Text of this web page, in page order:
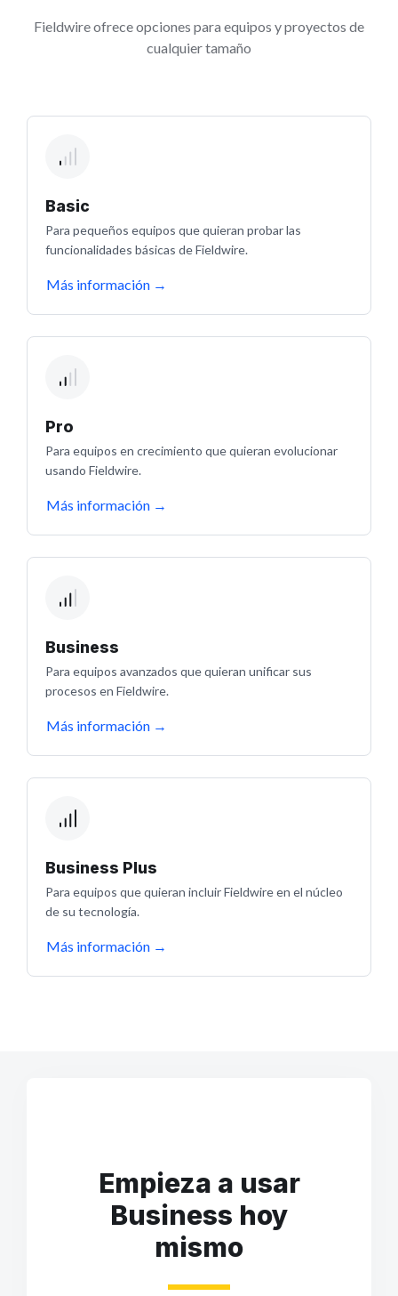
Fieldwire ofrece opciones para equipos y proyectos de
cualquier tamaño
Basic
Para pequeños equipos que quieran probar las
funcionalidades básicas de Fieldwire.
Más información →
Pro
Para equipos en crecimiento que quieran evolucionar
usando Fieldwire.
Más información →
Business
Para equipos avanzados que quieran unificar sus
procesos en Fieldwire.
Más información →
Business Plus
Para equipos que quieran incluir Fieldwire en el núcleo
de su tecnología.
Más información →
Empieza a usar
Business hoy
mismo